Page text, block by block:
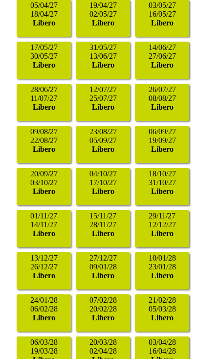
05/04/27
18/04/27
Libero
19/04/27
02/05/27
Libero
03/05/27
16/05/27
Libero
17/05/27
30/05/27
Libero
31/05/27
13/06/27
Libero
14/06/27
27/06/27
Libero
28/06/27
11/07/27
Libero
12/07/27
25/07/27
Libero
26/07/27
08/08/27
Libero
09/08/27
22/08/27
Libero
23/08/27
05/09/27
Libero
06/09/27
19/09/27
Libero
20/09/27
03/10/27
Libero
04/10/27
17/10/27
Libero
18/10/27
31/10/27
Libero
01/11/27
14/11/27
Libero
15/11/27
28/11/27
Libero
29/11/27
12/12/27
Libero
13/12/27
26/12/27
Libero
27/12/27
09/01/28
Libero
10/01/28
23/01/28
Libero
24/01/28
06/02/28
Libero
07/02/28
20/02/28
Libero
21/02/28
05/03/28
Libero
06/03/28
19/03/28
20/03/28
02/04/28
03/04/28
16/04/28